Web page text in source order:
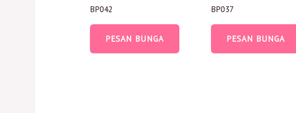
BP042
PESAN BUNGA
BP037
PESAN BUNGA